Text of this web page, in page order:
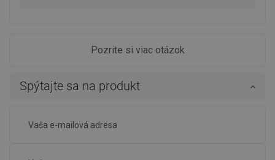
Pozrite si viac otázok
Spýtajte sa na produkt